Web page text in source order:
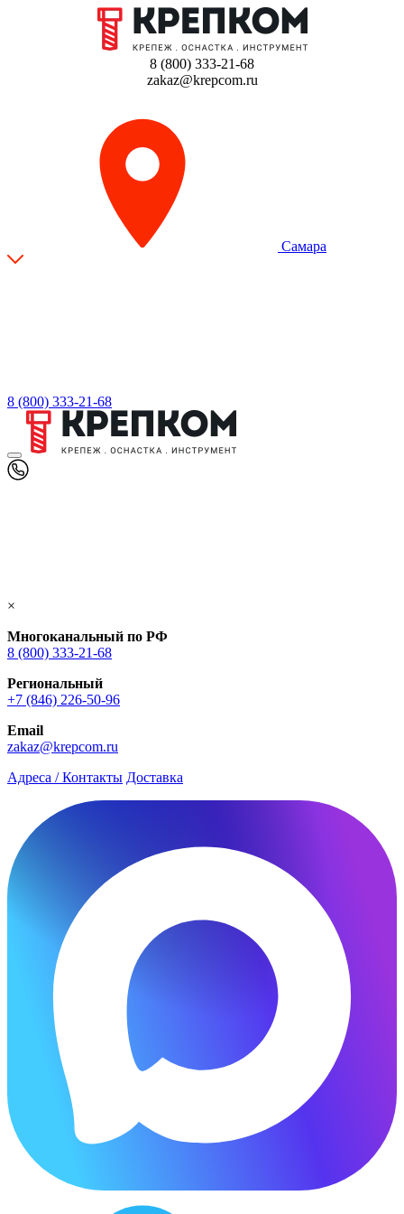
8 (800) 333-21-68
zakaz@krepcom.ru
Самара
8 (800) 333-21-68
×
Многоканальный по РФ
8 (800) 333‑21-68
Региональный
+7 (846) 226-50-96
Email
zakaz@krepcom.ru
Адреса / Контакты Доставка